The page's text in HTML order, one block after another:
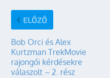
ELŐZŐ
Bob Orci és Alex
Kurtzman TrekMovie
rajongói kérdésekre
válaszolt – 2. rész